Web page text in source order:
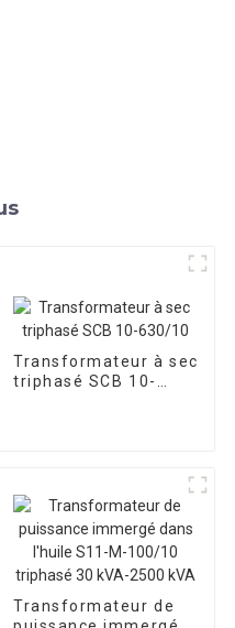
Transformateur à sec
triphasé SCB 10-
Transformateur de